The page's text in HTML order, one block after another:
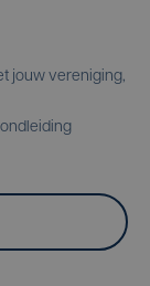
jouw vereniging,